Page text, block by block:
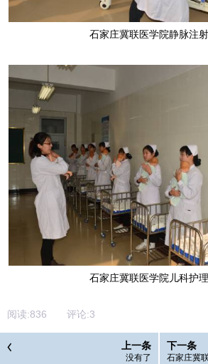
石家庄冀联医学院静脉注
石家庄冀联医学院儿科护
阅读:836 评论:3
上一条
没有了
下一条
石家庄冀